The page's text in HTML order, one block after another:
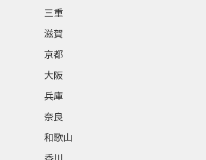
三重
滋賀
京都
大阪
兵庫
奈良
和歌山